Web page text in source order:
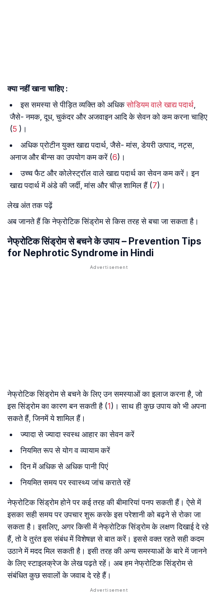
क्या नहीं खाना चाहिए :
इस समस्या से पीड़ित व्यक्ति को अधिकसोडियम वाले खाद्य पदार्थ,
जैसे- नमक, दूध, चुकंदर और अजवाइन आदि के सेवन को कम करना चाहिए
(5 )।
अधिक प्रोटीन युक्त खाद्य पदार्थ, जैसे- मांस, डेयरी उत्पाद, नट्स,
अनाज और बीन्स का उपयोग कम करें (6)।
उच्च फैट और कोलेस्ट्रॉल वाले खाद्य पदार्थ का सेवन कम करें। इन
खाद्य पदार्थ में अंडे की जर्दी, मांस और चीज़ शामिल हैं (7)।
लेख अंत तक पढ़ें
अब जानते हैं कि नेफ्रोटिक सिंड्रोम से किस तरह से बचा जा सकता है।
नेफ्रोटिक सिंड्रोम से बचने के उपाय – Prevention Tips
for Nephrotic Syndrome in Hindi
नेफ्रोटिक सिंड्रोम से बचने के लिए उन समस्याओं का इलाज करना है, जो
इस सिंड्रोम का कारण बन सकती है (1)। साथ ही कुछ उपाय को भी अपना
सकते हैं, जिनमें ये शामिल हैं।
ज्यादा से ज्यादा स्वस्थ आहार का सेवन करें
नियमित रूप से योग व व्यायाम करें
दिन में अधिक से अधिक पानी पिएं
नियमित समय पर स्वास्थ्य जांच कराते रहें
नेफ्रोटिक सिंड्रोम होने पर कई तरह की बीमारियां पनप सकती हैं। ऐसे में
इसका सही समय पर उपचार शुरू करके इस परेशानी को बढ़ने से रोका जा
सकता है। इसलिए, अगर किसी में नेफ्रोटिक सिंड्रोम के लक्षण दिखाई दे रहे
हैं, तो वे तुरंत इस संबंध में विशेषज्ञ से बात करें। इससे वक्त रहते सही कदम
उठाने में मदद मिल सकती है। इसी तरह की अन्य समस्याओं के बारे में जानने
के लिए स्टाइलक्रेज के लेख पढ़ते रहें। अब हम नेफ्रोटिक सिंड्रोम से
संबंधित कुछ सवालों के जवाब दे रहे हैं।